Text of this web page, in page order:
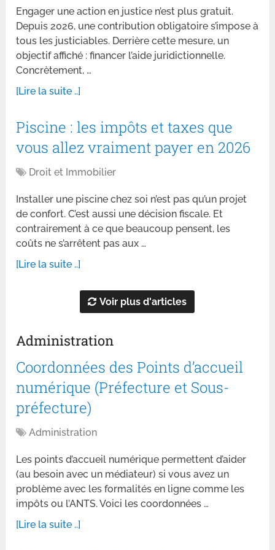
Engager une action en justice n’est plus gratuit.
Depuis 2026, une contribution obligatoire s’impose à
tous les justiciables. Derrière cette mesure, un
objectif affiché : financer l’aide juridictionnelle.
Concrètement, …
[Lire la suite ..]
Piscine : les impôts et taxes que
vous allez vraiment payer en 2026
Droit et Immobilier
Installer une piscine chez soi n’est pas qu’un projet
de confort. C’est aussi une décision fiscale. Et
contrairement à ce que beaucoup pensent, les
coûts ne s’arrêtent pas aux …
[Lire la suite ..]
Voir plus d'articles
Administration
Coordonnées des Points d’accueil
numérique (Préfecture et Sous-
préfecture)
Administration
Les points d’accueil numérique permettent d’aider
(au besoin avec un médiateur) si vous avez un
problème avec les formalités en ligne comme les
impôts ou l’ANTS. Voici les coordonnées …
[Lire la suite ..]